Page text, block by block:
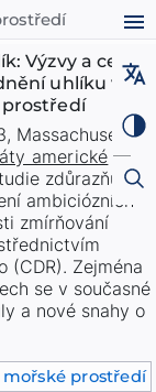
Výzvy a cesty
uhlíku v
, Massachusetts,
americké —
zdůrazňuje,
ambiciózních
zmírňování
(CDR). Zejména
se v současné
a nové snahy o
mořské prostředí